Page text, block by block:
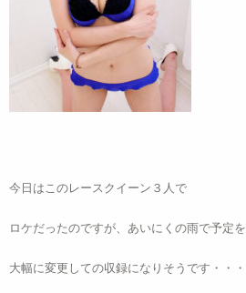
今日はこのレースクイーン３人で
ロケだったのですが、あいにくの雨で予定を
大幅に変更しての収録になりそうです・・・